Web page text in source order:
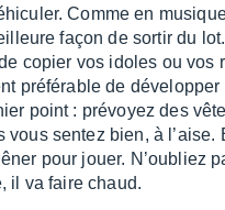
Comme en
façon de sortir du
copier vos idoles ou vos
préfé­rable de déve­lop­per
point : prévoyez des
vous sentez bien, à l’aise.
pour jouer. N’ou­bliez
il va faire chaud.